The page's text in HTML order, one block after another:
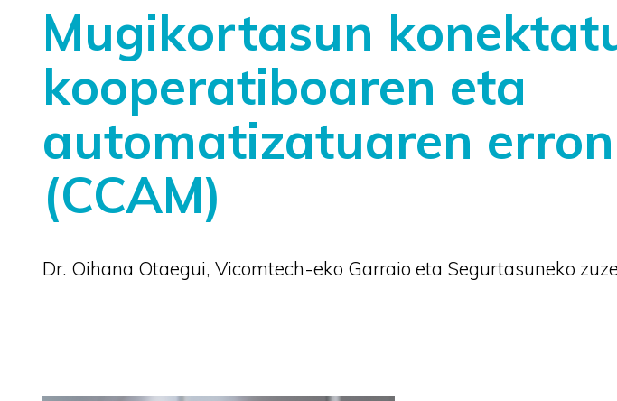
Mugikortasun
kooperatiboaren eta
automatizatuaren
(CCAM)
Dr. Oihana Otaegui, Vicomtech-eko Garraio eta Segurtasuneko